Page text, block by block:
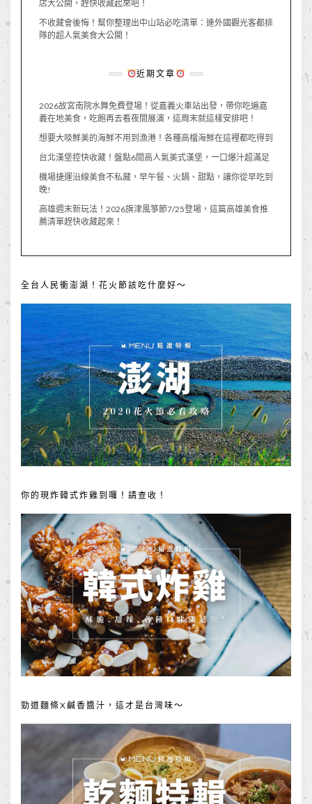
店大公開，趕快收藏起來吧！
不收藏會後悔！幫你整理出中山站必吃清單：連外國觀光客都排
隊的超人氣美食大公開！
近期文章
2026故宮南院水舞免費登場！從嘉義火車站出發，帶你吃遍嘉
義在地美食，吃飽再去看夜間展演，這周末就這樣安排吧！
想要大啖鮮美的海鮮不用到漁港！各種高檔海鮮在這裡都吃得到
台北漢堡控快收藏！盤點6間高人氣美式漢堡，一口爆汁超滿足
機場捷運沿線美食不私藏，早午餐、火鍋、甜點，讓你從早吃到
晚!
高雄週末新玩法！2026旗津風箏節7/25登場，這篇高雄美食推
薦清單趕快收藏起來！
全台人民衝澎湖！花火節該吃什麼好～
你的現炸韓式炸雞到囉！請查收！
勁道麵條X鹹香醬汁，這才是台灣味～